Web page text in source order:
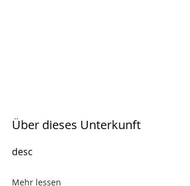
Über dieses Unterkunft
desc
Mehr lessen